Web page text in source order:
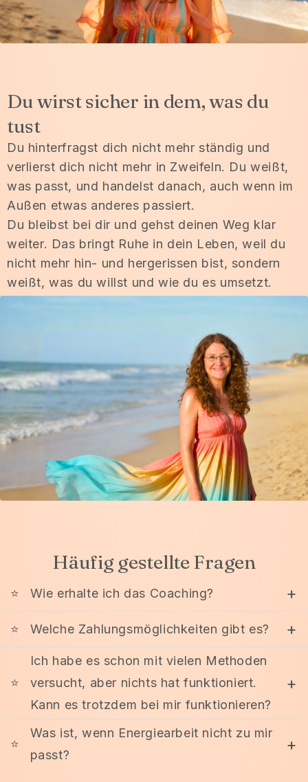
Du wirst sicher in dem, was du
tust
Du hinterfragst dich nicht mehr ständig und
verlierst dich nicht mehr in Zweifeln. Du weißt,
was passt, und handelst danach, auch wenn im
Außen etwas anderes passiert.
Du bleibst bei dir und gehst deinen Weg klar
weiter. Das bringt Ruhe in dein Leben, weil du
nicht mehr hin- und hergerissen bist, sondern
weißt, was du willst und wie du es umsetzt.
Häufig gestellte Fragen
⭐ Wie erhalte ich das Coaching? +
⭐ Welche Zahlungsmöglichkeiten gibt es? +
⭐
Ich habe es schon mit vielen Methoden
versucht, aber nichts hat funktioniert.
Kann es trotzdem bei mir funktionieren?
+
⭐
Was ist, wenn Energiearbeit nicht zu mir
passt?
+